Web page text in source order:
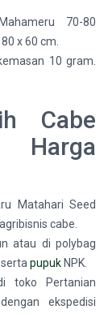
70-80
x 60 cm.
10 gram.
Cabe
Harga
Matahari Seed
cabe.
atau di polybag
serta pupuk NPK.
toko Pertanian
ekspedisi